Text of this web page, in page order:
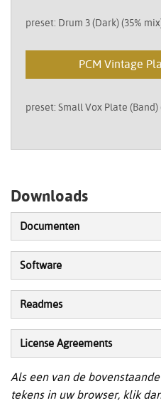
preset: Drum 3 (Dark) (35%
PCM Vintage
preset: Small Vox Plate (Band)
Downloads
Documenten
Software
Readmes
License Agreements
Als een van de
tekens in uw browser, klik